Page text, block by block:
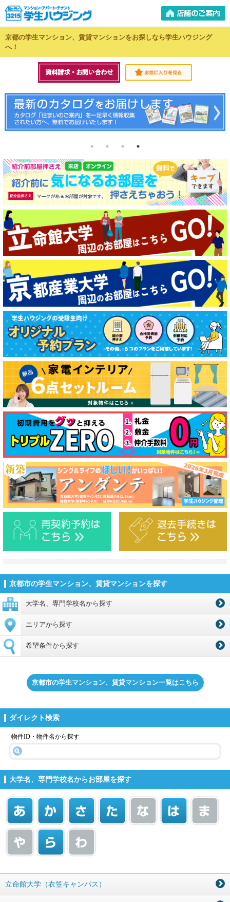
京都の学生マンション、賃貸マンションをお探しなら学生ハウジング
へ！
京都市の学生マンション、賃貸マンションを探す
大学名、専門学校名から探す
エリアから探す
希望条件から探す
京都市の学生マンション、賃貸マンション一覧はこちら
ダイレクト検索
物件ID・物件名から探す
大学名、専門学校名からお部屋を探す
立命館大学（衣笠キャンパス）